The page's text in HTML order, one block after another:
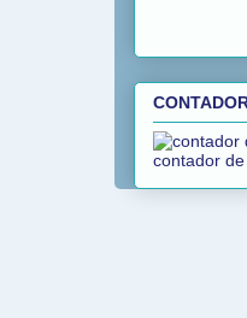
contador